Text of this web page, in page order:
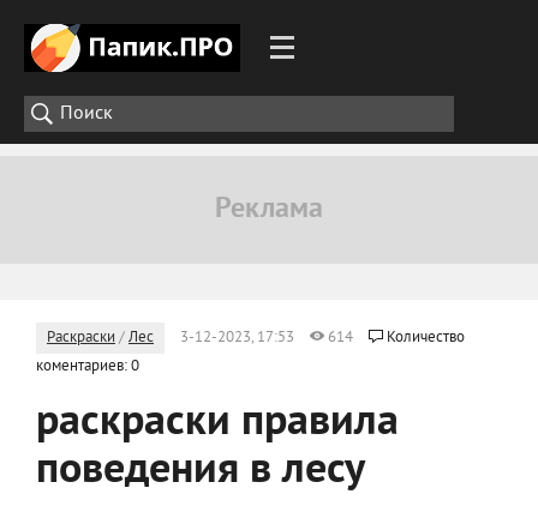
Раскраски /Лес 3-12-2023, 17:53 614
Количество
коментариев: 0
раскраски правила
поведения в лесу